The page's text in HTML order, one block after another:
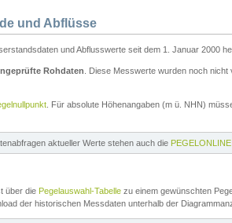
und Abflüsse
und Abflusswerte seit dem 1. Januar 2000
Rohdaten . Diese Messwerte wurden noch
. Für absolute Höhenangaben (m ü. NHN)
aktueller Werte stehen auch die
über die Pegelauswahl-Tabelle zu einem gewünschten
der historischen Messdaten unterhalb der